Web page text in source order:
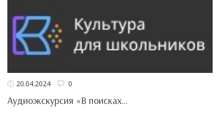
20.04.2024 0
Аудиоэкскурсия «В поисках...